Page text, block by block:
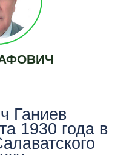
Ганиев
1930 года в